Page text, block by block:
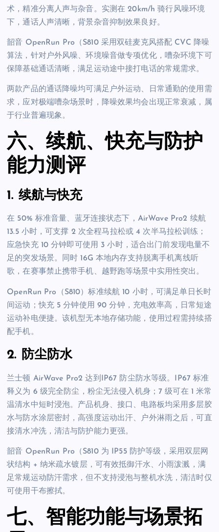
术，精准分离人声与杂音。实测在 20km/h 骑行风噪环境
下，通话人声清晰，背景杂音抑制效果良好。
韶音 OpenRun Pro（S810 采用双硅麦克风搭配 CVC 降噪
算法，针对户外风噪、环境噪音做专项优化，嘈杂环境下可
保障基础通话清晰，满足运动途中接打电话的常规需求。
两款产品的通话降噪均可满足户外运动、日常通勤的使用需
求，应对极端嘈杂场景时，降噪效果均会出现正常衰减，属
于行业普遍现象。
六、续航、快充与防护
能力测评
1. 续航与快充
在 50% 标准音量、蓝牙连接状态下，AirWave Pro2 续航
13.5 小时，可支撑 2 次全程马拉松或 4 次半马拉松训练；
应急快充 10 分钟即可使用 3 小时，适合出门前发现电量不
足的突发场景。同时 16G 本地内存支持脱离手机离线听
歌，在赛事禁止携带手机、越野跑等场景中实用性突出。
OpenRun Pro（S810）标准续航 10 小时，可满足单日长时
间运动；快充 5 分钟使用 90 分钟，充电效率高，日常短途
运动补电便捷。该机型无本地存储功能，使用过程需持续搭
配手机。
2. 防尘防水
兰士顿 AirWave Pro2 达到IP67 防尘防水等级。IP67 标准
释义为 6 级完全防尘，粉尘无法侵入机身；7 级可在 1 米常
温清水中短时浸泡。产品机身、接口、电路板均采用多层胶
水与防水涂层密封，高强度运动出汗、户外淋雨之后，可直
接清水冲洗，清洁与防护能力更强。
韶音 OpenRun Pro（S810 为 IP55 防护等级，采用双层网
状结构 + 纳米疏水镀层，可有效抵御汗水、小雨泼溅，满
足常规运动防汗需求，但不支持浸泡与整机水洗，清洁时仅
可使用干布擦拭。
七、智能功能与场景拓